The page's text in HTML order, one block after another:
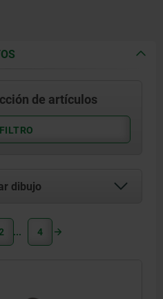
Clavija de bloqueo endurecida y
Botón de maniobra gris
negruzco RAL7021.
de artículos
FILTRO
dibujo
4